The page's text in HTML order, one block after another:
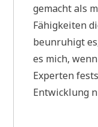
gemacht als
Fähigkeiten
beunruhigt
es mich,
Experten
Entwicklung